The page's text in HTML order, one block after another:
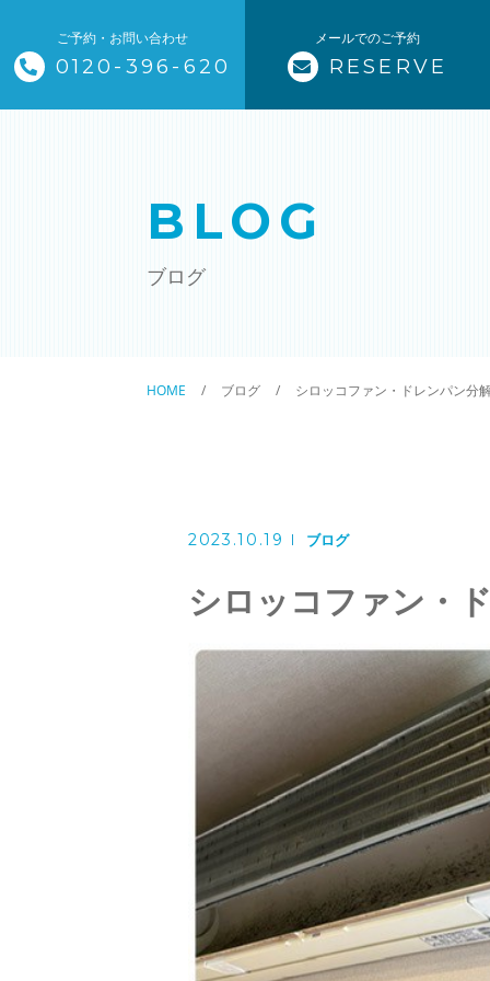
ご予約・お問い合わせ
0120-396-620
メールでのご予約
RESERVE
トップページ
クリニック施設清掃
風呂釜洗浄・追い炊き配管クリ
スタッフ
よくある質問
アクセス
ブログ
ザ・そうじ職人からのお
BLOG
ブログ
HOME ブログ シロッコファン・ドレンパン分
2023.10.19 ブログ
シロッコファン・